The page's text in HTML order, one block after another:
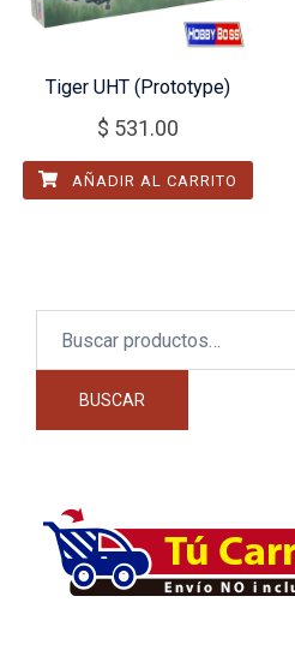
Tiger UHT (Prototype)
$ 531.00
AÑADIR AL CARRITO
BUSCAR